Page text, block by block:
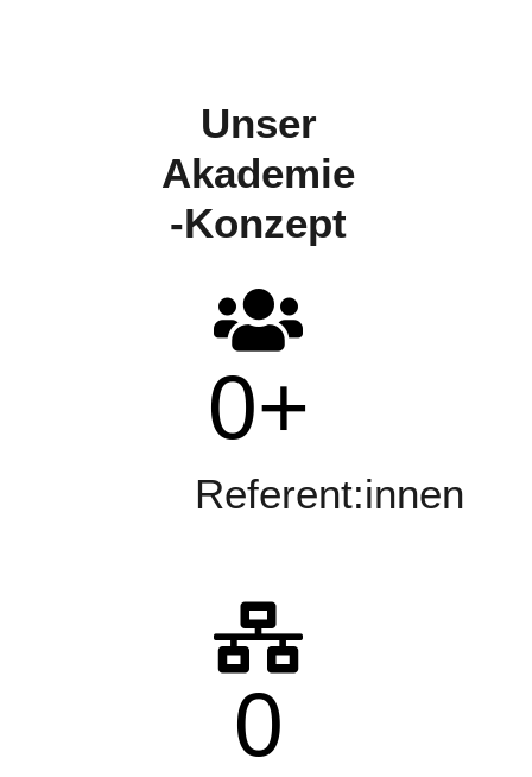
Unser
Akademie
-Konzept
0+
Referent:innen
0